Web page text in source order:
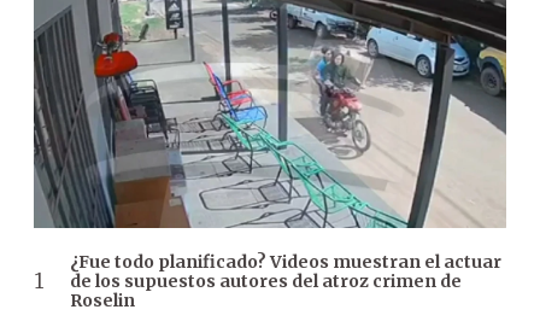
¿Fue todo planificado? Videos muestran el actuar
de los supuestos autores del atroz crimen de
Roselin